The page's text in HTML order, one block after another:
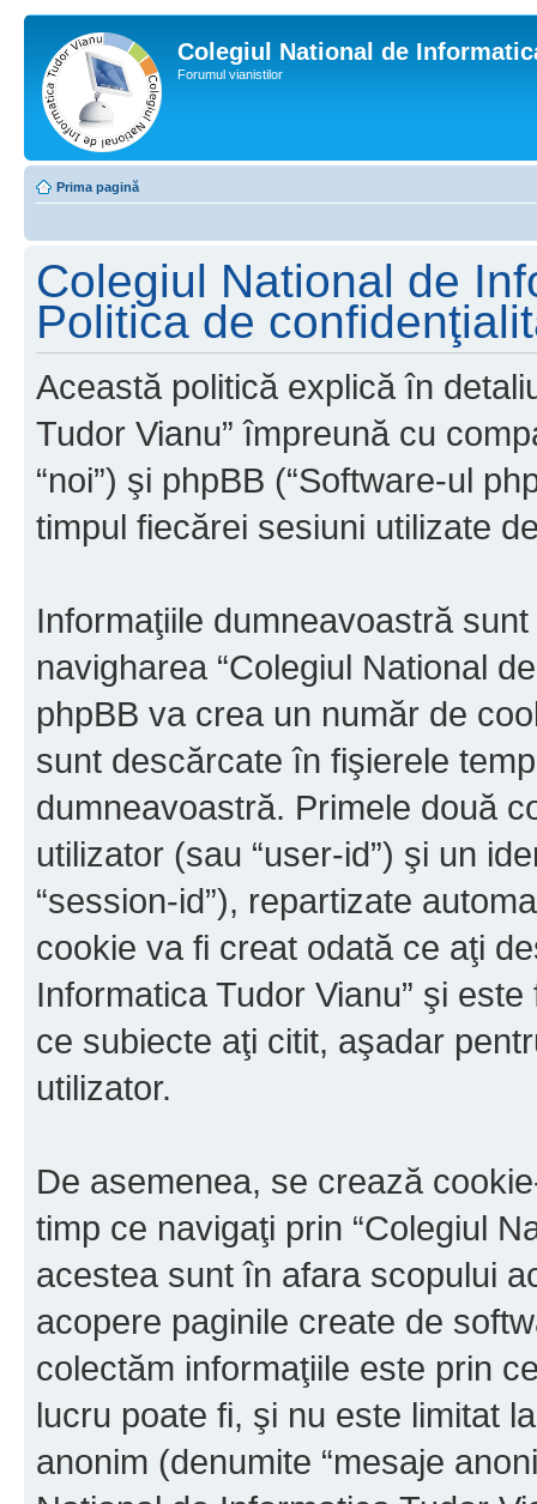
Colegiul National de
Forumul vianistilor
Prima pagină
Colegiul National de
Politica de
Această politică explică în
Tudor Vianu” împreună cu
“noi”) şi phpBB (“Software-ul
timpul fiecărei sesiuni utilizate
Informaţiile dumneavoastră
navigharea “Colegiul National
phpBB va crea un număr de
sunt descărcate în fişierele
dumneavoastră. Primele două
utilizator (sau “user-id”) şi un
“session-id”), repartizate
cookie va fi creat odată ce aţi
Informatica Tudor Vianu” şi
ce subiecte aţi citit, aşadar
utilizator.
De asemenea, se crează
timp ce navigaţi prin “Colegiul
acestea sunt în afara scopului
acopere paginile create de
colectăm informaţiile este prin
lucru poate fi, şi nu este limitat
anonim (denumite “mesaje